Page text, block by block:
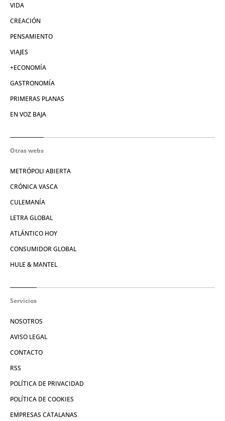
VIDA
CREACIÓN
PENSAMIENTO
VIAJES
+ECONOMÍA
GASTRONOMÍA
PRIMERAS PLANAS
EN VOZ BAJA
Otras webs
METRÓPOLI ABIERTA
CRÓNICA VASCA
CULEMANÍA
LETRA GLOBAL
ATLÁNTICO HOY
CONSUMIDOR GLOBAL
HULE & MANTEL
Servicios
NOSOTROS
AVISO LEGAL
CONTACTO
RSS
POLÍTICA DE PRIVACIDAD
POLÍTICA DE COOKIES
EMPRESAS CATALANAS